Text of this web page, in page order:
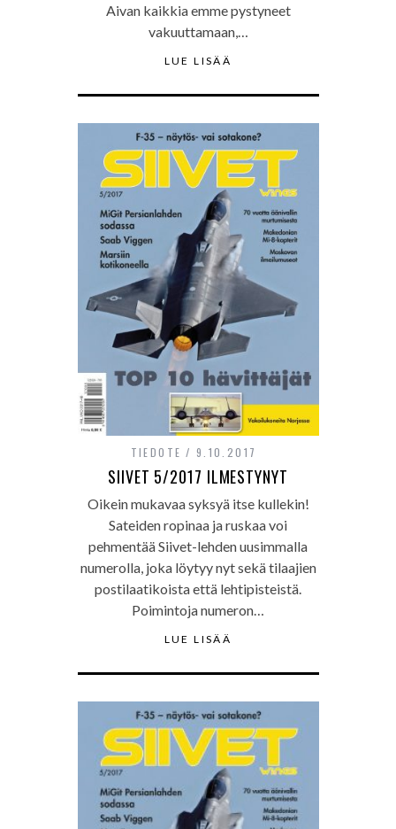
Aivan kaikkia emme pystyneet
vakuuttamaan,…
LUE LISÄÄ
TIEDOTE 9.10.2017
SIIVET 5/2017 ILMESTYNYT
Oikein mukavaa syksyä itse kullekin!
Sateiden ropinaa ja ruskaa voi
pehmentää Siivet-lehden uusimmalla
numerolla, joka löytyy nyt sekä tilaajien
postilaatikoista että lehtipisteistä.
Poimintoja numeron…
LUE LISÄÄ